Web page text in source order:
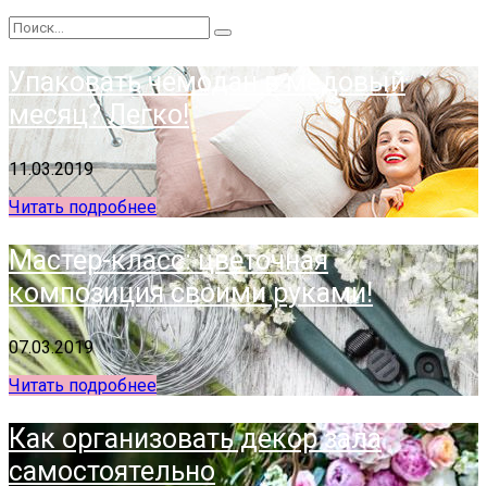
Упаковать чемодан в медовый
месяц? Легко!
11.03.2019
Читать подробнее
Мастер-класс: цветочная
композиция своими руками!
07.03.2019
Читать подробнее
Как организовать декор зала
самостоятельно